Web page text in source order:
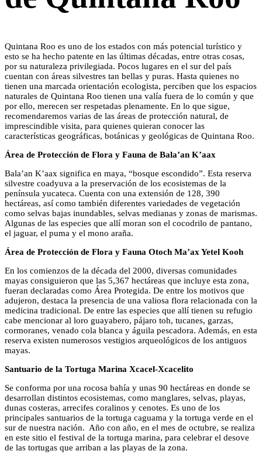
Quintana Roo es uno de los estados con más potencial turístico y
esto se ha hecho patente en las últimas décadas, entre otras cosas,
por su naturaleza privilegiada. Pocos lugares en el sur del país
cuentan con áreas silvestres tan bellas y puras. Hasta quienes no
tienen una marcada orientación ecologista, perciben que los espacios
naturales de Quintana Roo tienen una valía fuera de lo común y que
por ello, merecen ser respetadas plenamente. En lo que sigue,
recomendaremos varias de las áreas de protección natural, de
imprescindible visita, para quienes quieran conocer las
características geográficas, botánicas y geológicas de Quintana Roo.
Área de Protección de Flora y Fauna de Bala’an K’aax
Bala’an K’aax significa en maya, “bosque escondido”. Esta reserva
silvestre coadyuva a la preservación de los ecosistemas de la
península yucateca. Cuenta con una extensión de 128, 390
hectáreas, así como también diferentes variedades de vegetación
como selvas bajas inundables, selvas medianas y zonas de marismas.
Algunas de las especies que allí moran son el cocodrilo de pantano,
el jaguar, el puma y el mono araña.
Área de Protección de Flora y Fauna Otoch Ma’ax Yetel Kooh
En los comienzos de la década del 2000, diversas comunidades
mayas consiguieron que las 5,367 hectáreas que incluye esta zona,
fueran declaradas como Área Protegida. De entre los motivos que
adujeron, destaca la presencia de una valiosa flora relacionada con la
medicina tradicional. De entre las especies que allí tienen su refugio
cabe mencionar al loro guayabero, pájaro toh, tucanes, garzas,
cormoranes, venado cola blanca y águila pescadora. Además, en esta
reserva existen numerosos vestigios arqueológicos de los antiguos
mayas.
Santuario de la Tortuga Marina Xcacel-Xcacelito
Se conforma por una rocosa bahía y unas 90 hectáreas en donde se
desarrollan distintos ecosistemas, como manglares, selvas, playas,
dunas costeras, arrecifes coralinos y cenotes. Es uno de los
principales santuarios de la tortuga caguama y la tortuga verde en el
sur de nuestra nación. Año con año, en el mes de octubre, se realiza
en este sitio el festival de la tortuga marina, para celebrar el desove
de las tortugas que arriban a las playas de la zona.